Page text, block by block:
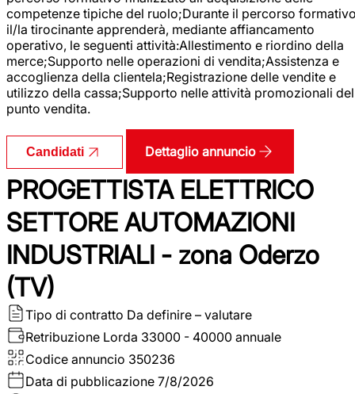
competenze tipiche del ruolo;Durante il percorso
il/la tirocinante apprenderà, mediante affiancamento
operativo, le seguenti attività:Allestimento e riordino della
merce;Supporto nelle operazioni di vendita;Assistenza e
accoglienza della clientela;Registrazione delle vendite e
utilizzo della cassa;Supporto nelle attività promozionali del
punto vendita.
Candidati Dettaglio annuncio
PROGETTISTA ELETTRICO
SETTORE AUTOMAZIONI
INDUSTRIALI - zona Oderzo
(TV)
Tipo di contratto Da definire – valutare
Retribuzione Lorda 33000 - 40000 annuale
Codice annuncio 350236
Data di pubblicazione 7/8/2026